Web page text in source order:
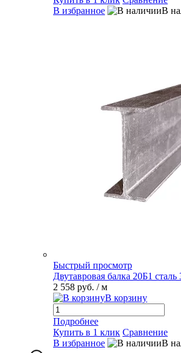
В избранное
В
Быстрый просмотр
Двутавровая балка 20Б1 сталь
2 558 руб. / м
В корзину
Подробнее
Купить в 1 клик Сравнение
В избранное
В